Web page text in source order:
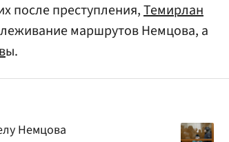
после преступления,Темирлан
маршрутов Немцова, а
ы.
Немцова